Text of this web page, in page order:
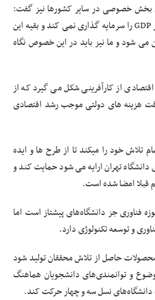
خصوصی در سایر کشورها نیز گفت:
هیچ کشوری بیش از یک دوم از GDP را سرمایه گذاری نمی کند و بقیه این
شود و ما نیز باید در این خصوص نگاه
از کارآفرینی شکل می گیرد که از
هزینه های دولتی موجب رشد اقتصادی
ستاری افزود: معاونت علمی تمام تلاش خود را می‎کند تا از طرح ها و ایده
تهران ارایه می شود حمایت کند و
قبلا امضا شده است.
فناوری جز دانشگاه‌های پیشتاز است اما
و توسعه تکنولوژی دارد.
حاصل از تلاش محققان تولید شود
و توانمندی‌های دانشجویان هماهنگ
دانشگاه‌های نسل سه و چهار حرکت کند.